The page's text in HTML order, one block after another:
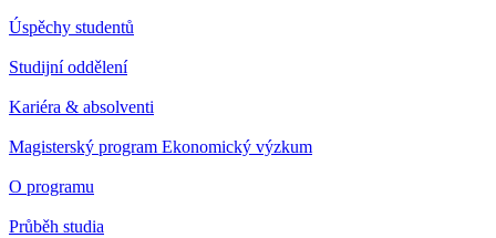
Úspěchy studentů
Studijní oddělení
Kariéra & absolventi
Magisterský program Ekonomický výzkum
O programu
Průběh studia